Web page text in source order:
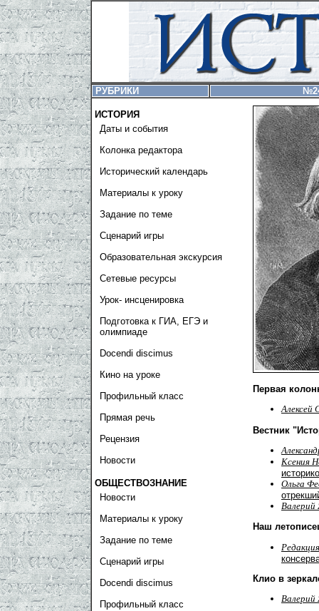
РУБРИКИ
ИСТОРИЯ
Даты и события
Колонка редактора
Исторический календарь
Материалы к уроку
Задание по теме
Сценарий игры
Образовательная экскурсия
Сетевые ресурсы
Урок- инсценировка
Подготовка к ГИА, ЕГЭ и
олимпиаде
Docendi discimus
Кино на уроке
Профильный класс
Прямая речь
Рецензия
Новости
ОБЩЕСТВОЗНАНИЕ
Новости
Материалы к уроку
Задание по теме
Сценарий игры
Docendi discimus
Профильный класс
Первая
Алексей
Вестник
Ксения
Ольга
Валерий
Наш
Редакция
Клио в
Валерий